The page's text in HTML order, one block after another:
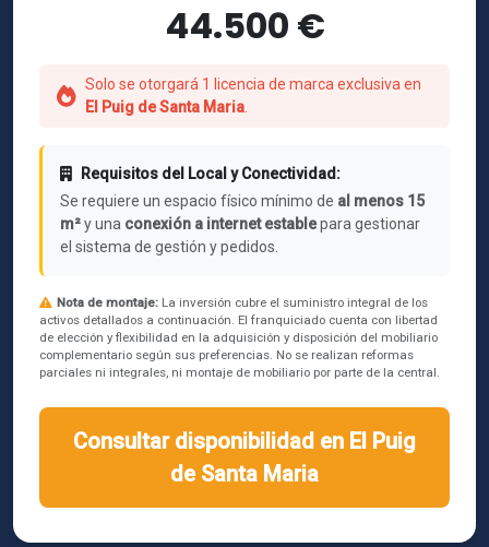
44.500 €
Solo se otorgará 1 licencia de marca exclusiva en
El Puig de Santa Maria
Requisitos del Local y Conectividad:
Se requiere un espacio físico mínimo de al menos 15
m²y una conexión a internet establepara gestionar
el sistema de gestión y pedidos.
Nota de montaje: La inversión cubre el suministro integral de los
activos detallados a continuación. El franquiciado cuenta con libertad
de elección y flexibilidad en la adquisición y disposición del mobiliario
complementario según sus preferencias. No se realizan reformas
parciales ni integrales, ni montaje de mobiliario por parte de la central.
Consultar disponibilidad en El Puig
de Santa Maria